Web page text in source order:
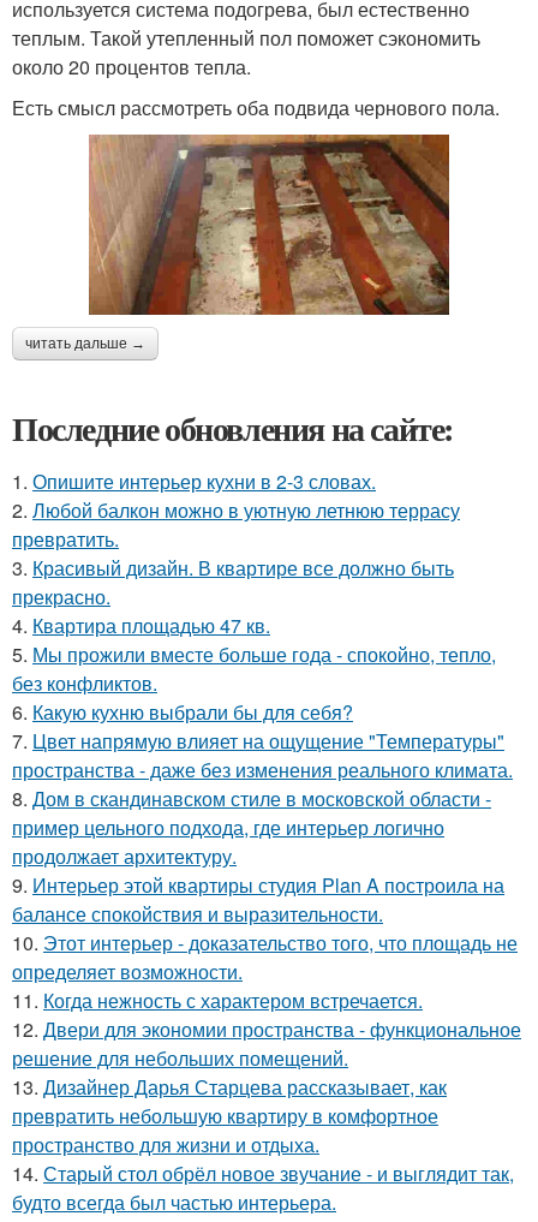
используется система подогрева, был естественно
теплым. Такой утепленный пол поможет сэкономить
около 20 процентов тепла.
Есть смысл рассмотреть оба подвида чернового пола.
читать дальше →
Последние обновления на сайте:
1. Опишите интерьер кухни в 2-3 словах.
2. Любой балкон можно в уютную летнюю террасу
превратить.
3. Красивый дизайн. В квартире все должно быть
прекрасно.
4. Квартира площадью 47 кв.
5. Мы прожили вместе больше года - спокойно, тепло,
без конфликтов.
6. Какую кухню выбрали бы для себя?
7. Цвет напрямую влияет на ощущение "Температуры"
пространства - даже без изменения реального климата.
8. Дом в скандинавском стиле в московской области -
пример цельного подхода, где интерьер логично
продолжает архитектуру.
9. Интерьер этой квартиры студия Plan A построила на
балансе спокойствия и выразительности.
10. Этот интерьер - доказательство того, что площадь не
определяет возможности.
11. Когда нежность с характером встречается.
12. Двери для экономии пространства - функциональное
решение для небольших помещений.
13. Дизайнер Дарья Старцева рассказывает, как
превратить небольшую квартиру в комфортное
пространство для жизни и отдыха.
14. Старый стол обрёл новое звучание - и выглядит так,
будто всегда был частью интерьера.